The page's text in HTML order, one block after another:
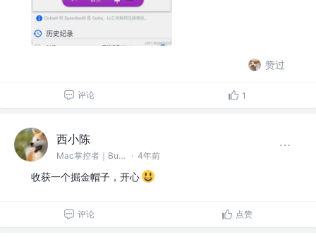
赞过
评论 1
西小陈
Mac掌控者｜Bug缔造和毁灭者 @中通科技 · 4年前
收获一个掘金帽子，开心
评论 点赞